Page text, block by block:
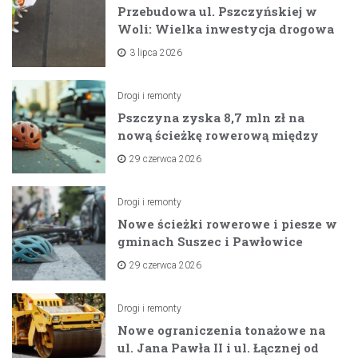
Przebudowa ul. Pszczyńskiej w
Woli: Wielka inwestycja drogowa
na horyzoncie
3 lipca 2026
Drogi i remonty
Pszczyna zyska 8,7 mln zł na
nową ścieżkę rowerową między
zaporami
29 czerwca 2026
Drogi i remonty
Nowe ścieżki rowerowe i piesze w
gminach Suszec i Pawłowice
dzięki unijnemu wsparciu
29 czerwca 2026
Drogi i remonty
Nowe ograniczenia tonażowe na
ul. Jana Pawła II i ul. Łącznej od